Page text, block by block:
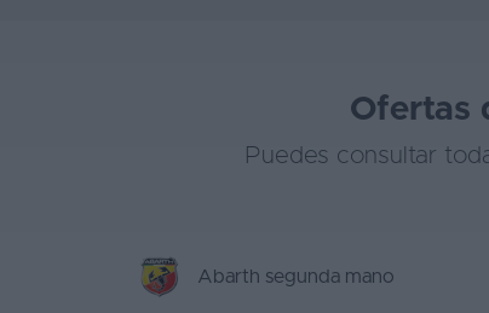
Ofertas
Puedes consultar
Abarth segunda mano